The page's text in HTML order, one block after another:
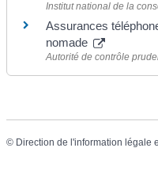
Institut national de la
Assurances
nomade
Autorité de contrôle
© Direction de l'information légale